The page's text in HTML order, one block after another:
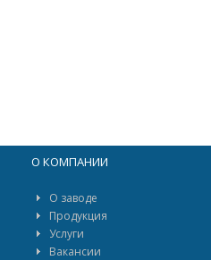
О КОМПАНИИ
О заводе
Продукция
Услуги
Вакансии